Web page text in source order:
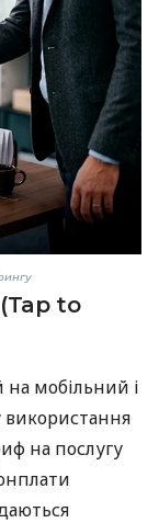
to
на мобільний і
на послугу